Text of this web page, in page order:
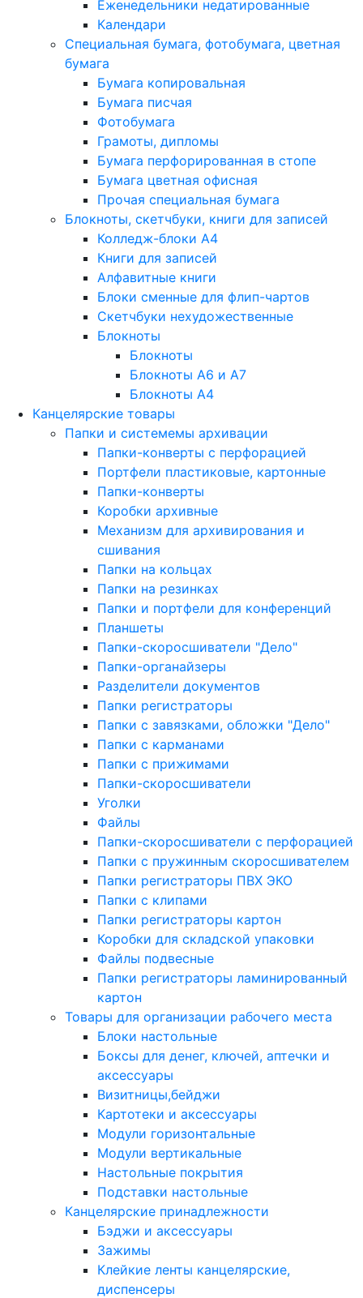
Еженедельники недатированные
Календари
Специальная бумага, фотобумага, цветная
бумага
Бумага копировальная
Бумага писчая
Фотобумага
Грамоты, дипломы
Бумага перфорированная в стопе
Бумага цветная офисная
Прочая специальная бумага
Блокноты, скетчбуки, книги для записей
Колледж-блоки А4
Книги для записей
Алфавитные книги
Блоки сменные для флип-чартов
Скетчбуки нехудожественные
Блокноты
Блокноты
Блокноты A6 и A7
Блокноты A4
Канцелярские товары
Папки и системемы архивации
Папки-конверты с перфорацией
Портфели пластиковые, картонные
Папки-конверты
Коробки архивные
Механизм для архивирования и
сшивания
Папки на кольцах
Папки на резинках
Папки и портфели для конференций
Планшеты
Папки-скоросшиватели "Дело"
Папки-органайзеры
Разделители документов
Папки регистраторы
Папки с завязками, обложки "Дело"
Папки с карманами
Папки с прижимами
Папки-скоросшиватели
Уголки
Файлы
Папки-скоросшиватели с перфорацией
Папки с пружинным скоросшивателем
Папки регистраторы ПВХ ЭКО
Папки с клипами
Папки регистраторы картон
Коробки для складской упаковки
Файлы подвесные
Папки регистраторы ламинированный
картон
Товары для организации рабочего места
Блоки настольные
Боксы для денег, ключей, аптечки и
аксессуары
Визитницы,бейджи
Картотеки и аксессуары
Модули горизонтальные
Модули вертикальные
Настольные покрытия
Подставки настольные
Канцелярские принадлежности
Бэджи и аксессуары
Зажимы
Клейкие ленты канцелярские,
диспенсеры